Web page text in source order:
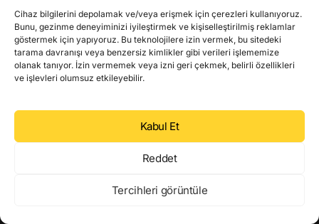
Cihaz bilgilerini depolamak ve/veya erişmek için çerezleri kullanıyoruz.
Bunu, gezinme deneyiminizi iyileştirmek ve kişiselleştirilmiş reklamlar
göstermek için yapıyoruz. Bu teknolojilere izin vermek, bu sitedeki
tarama davranışı veya benzersiz kimlikler gibi verileri işlememize
olanak tanıyor. İzin vermemek veya izni geri çekmek, belirli özellikleri
ve işlevleri olumsuz etkileyebilir.
Kabul Et
Reddet
Tercihleri görüntüle
Ethereum (ETH) Haberleri
Altcoin Haberleri
Makro Ekonomi Haberleri
Airdrop Haberleri
Döviz Haberleri
Emtia Haberleri